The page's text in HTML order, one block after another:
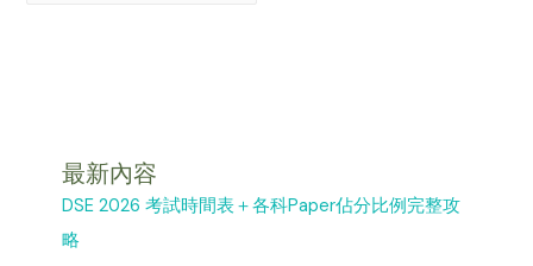
最新內容
DSE 2026 考試時間表＋各科Paper佔分比例完整攻
略